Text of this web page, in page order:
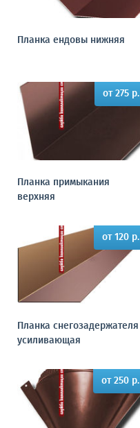
Планка ендовы нижняя
от 275 р.
Планка примыкания
верхняя
от 120 р.
Планка снегозадержателя
усиливающая
от 250 р.